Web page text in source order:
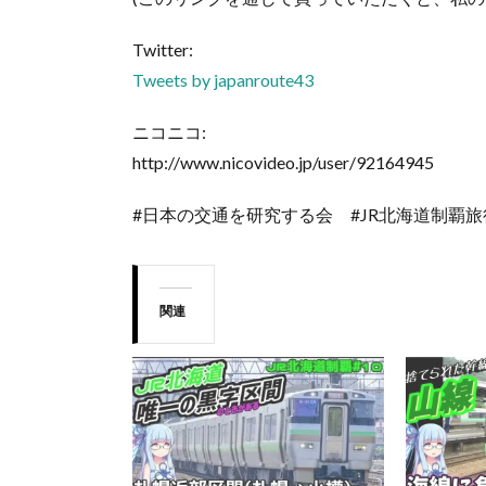
Twitter:
Tweets by japanroute43
ニコニコ:
http://www.nicovideo.jp/user/92164945
#日本の交通を研究する会 #JR北海道制覇旅
関連